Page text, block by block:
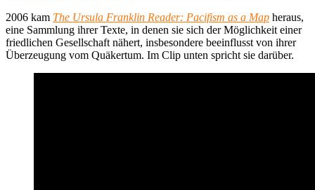
2006 kam The Ursula Franklin Reader: Pacifism as a Map heraus,
eine Sammlung ihrer Texte, in denen sie sich der Möglichkeit einer
friedlichen Gesellschaft nähert, insbesondere beeinflusst von ihrer
Überzeugung vom Quäkertum. Im Clip unten spricht sie darüber.